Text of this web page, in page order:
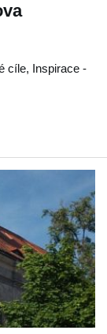
cíle, Inspirace -